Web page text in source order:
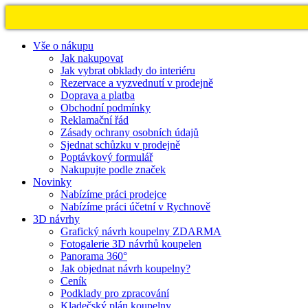
Vše o nákupu
Jak nakupovat
Jak vybrat obklady do interiéru
Rezervace a vyzvednutí v prodejně
Doprava a platba
Obchodní podmínky
Reklamační řád
Zásady ochrany osobních údajů
Sjednat schůzku v prodejně
Poptávkový formulář
Nakupujte podle značek
Novinky
Nabízíme práci prodejce
Nabízíme práci účetní v Rychnově
3D návrhy
Grafický návrh koupelny ZDARMA
Fotogalerie 3D návrhů koupelen
Panorama 360°
Jak objednat návrh koupelny?
Ceník
Podklady pro zpracování
Kladečský plán koupelny